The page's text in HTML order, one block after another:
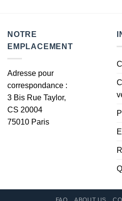
NOTRE
EMPLACEMENT
Adresse pour
correspondance :
3 Bis Rue Taylor,
CS 20004
75010 Paris